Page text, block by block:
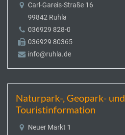
Carl-Gareis-Straße 16
99842 Ruhla
036929 828-0
036929 80365
info@ruhla.de
Naturpark-, Geopark- und
Touristinformation
Neuer Markt 1